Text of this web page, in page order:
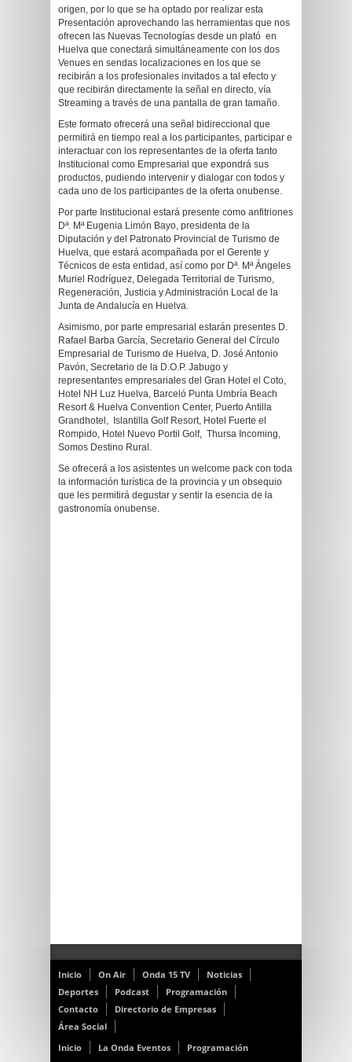
origen, por lo que se ha optado por realizar esta
Presentación aprovechando las herramientas que nos
ofrecen las Nuevas Tecnologías desde un plató en
Huelva que conectará simultáneamente con los dos
Venues en sendas localizaciones en los que se
recibirán a los profesionales invitados a tal efecto y
que recibirán directamente la señal en directo, vía
Streaming a través de una pantalla de gran tamaño.
Este formato ofrecerá una señal bidireccional que
permitirá en tiempo real a los participantes, participar e
interactuar con los representantes de la oferta tanto
Institucional como Empresarial que expondrá sus
productos, pudiendo intervenir y dialogar con todos y
cada uno de los participantes de la oferta onubense.
Por parte Institucional estará presente como anfitriones
Dª. Mª Eugenia Limón Bayo, presidenta de la
Diputación y del Patronato Provincial de Turismo de
Huelva, que estará acompañada por el Gerente y
Técnicos de esta entidad, así como por Dª. Mª Ángeles
Muriel Rodríguez, Delegada Territorial de Turismo,
Regeneración, Justicia y Administración Local de la
Junta de Andalucía en Huelva.
Asimismo, por parte empresarial estarán presentes D.
Rafael Barba García, Secretario General del Círculo
Empresarial de Turismo de Huelva, D. José Antonio
Pavón, Secretario de la D.O.P. Jabugo y
representantes empresariales del Gran Hotel el Coto,
Hotel NH Luz Huelva, Barceló Punta Umbría Beach
Resort & Huelva Convention Center, Puerto Antilla
Grandhotel, Islantilla Golf Resort, Hotel Fuerte el
Rompido, Hotel Nuevo Portil Golf, Thursa Incoming,
Somos Destino Rural.
Se ofrecerá a los asistentes un welcome pack con toda
la información turística de la provincia y un obsequio
que les permitirá degustar y sentir la esencia de la
gastronomía onubense.
Inicio On Air Onda 15 TV
Noticias
Deportes
Podcast
Programación
Contacto
Directorio de Empresas
Área Social
Inicio
La Onda Eventos Programación